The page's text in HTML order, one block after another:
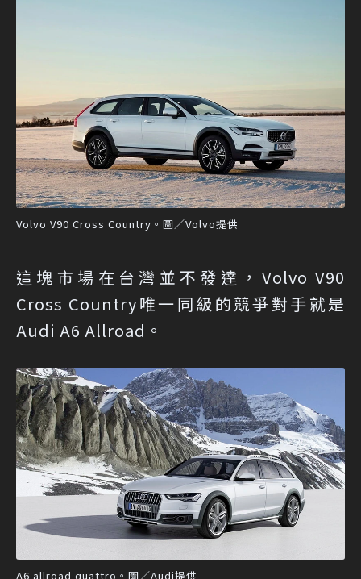
Volvo V90 Cross Country。圖／Volvo提供
這塊市場在台灣並不發達，Volvo V90
Cross Country唯一同級的競爭對手就是
Audi A6 Allroad。
A6 allroad quattro。圖／Audi提供